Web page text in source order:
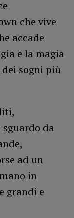
che vive
accade
e la magia
dei sogni più
sguardo da
ad un
in
grandi e